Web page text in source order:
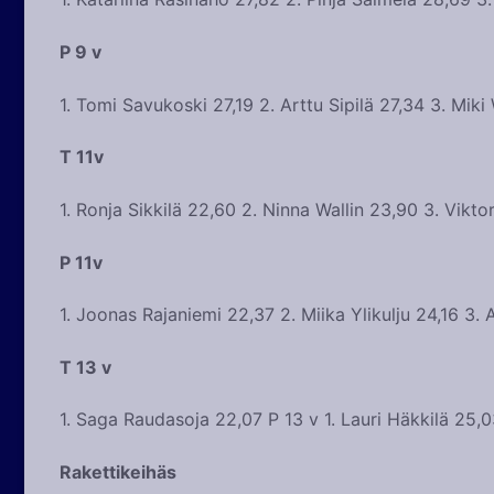
P 9 v
1. Tomi Savukoski 27,19 2. Arttu Sipilä 27,34 3.
T 11v
1. Ronja Sikkilä 22,60 2. Ninna Wallin 23,90 3.
P 11v
1. Joonas Rajaniemi 22,37 2. Miika Ylikulju 24,16
T 13 v
1. Saga Raudasoja 22,07 P 13 v 1. Lauri Häkkilä
Rakettikeihäs